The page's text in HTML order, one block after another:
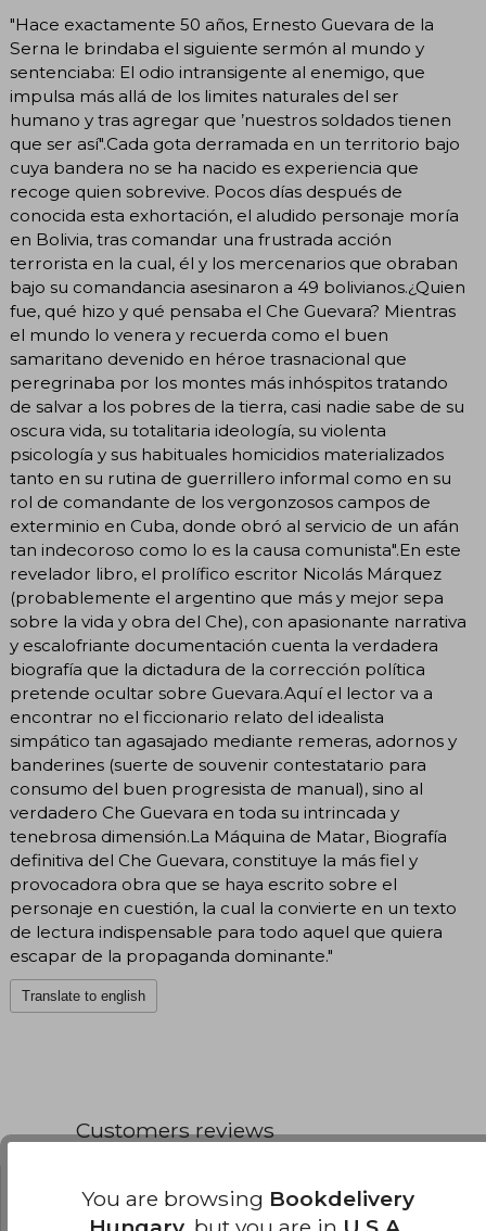
"Hace exactamente 50 años, Ernesto Guevara de la
Serna le brindaba el siguiente sermón al mundo y
sentenciaba: El odio intransigente al enemigo, que
impulsa más allá de los limites naturales del ser
humano y tras agregar que ’nuestros soldados tienen
que ser así".Cada gota derramada en un territorio bajo
cuya bandera no se ha nacido es experiencia que
recoge quien sobrevive. Pocos días después de
conocida esta exhortación, el aludido personaje moría
en Bolivia, tras comandar una frustrada acción
terrorista en la cual, él y los mercenarios que obraban
bajo su comandancia asesinaron a 49 bolivianos.¿Quien
fue, qué hizo y qué pensaba el Che Guevara? Mientras
el mundo lo venera y recuerda como el buen
samaritano devenido en héroe trasnacional que
peregrinaba por los montes más inhóspitos tratando
de salvar a los pobres de la tierra, casi nadie sabe de su
oscura vida, su totalitaria ideología, su violenta
psicología y sus habituales homicidios materializados
tanto en su rutina de guerrillero informal como en su
rol de comandante de los vergonzosos campos de
exterminio en Cuba, donde obró al servicio de un afán
tan indecoroso como lo es la causa comunista".En este
revelador libro, el prolífico escritor Nicolás Márquez
(probablemente el argentino que más y mejor sepa
sobre la vida y obra del Che), con apasionante narrativa
y escalofriante documentación cuenta la verdadera
biografía que la dictadura de la corrección política
pretende ocultar sobre Guevara.Aquí el lector va a
encontrar no el ficcionario relato del idealista
simpático tan agasajado mediante remeras, adornos y
banderines (suerte de souvenir contestatario para
consumo del buen progresista de manual), sino al
verdadero Che Guevara en toda su intrincada y
tenebrosa dimensión.La Máquina de Matar, Biografía
definitiva del Che Guevara, constituye la más fiel y
provocadora obra que se haya escrito sobre el
personaje en cuestión, la cual la convierte en un texto
de lectura indispensable para todo aquel que quiera
escapar de la propaganda dominante."
Translate to english
Customers reviews
Gustavo Ruiz Albide
Wednesday,
January 07, 2026
You are browsing Bookdelivery